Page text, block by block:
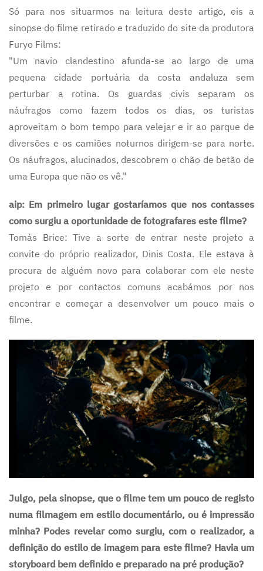
Só para nos situarmos na leitura deste artigo, eis a
sinopse do filme retirado e traduzido do site da produtora
Furyo Films:
"Um navio clandestino afunda-se ao largo de uma
pequena cidade portuária da costa andaluza sem
perturbar a rotina. Os guardas civis separam os
náufragos como fazem todos os dias, os turistas
aproveitam o bom tempo para velejar e ir ao parque de
diversões e os camiões noturnos dirigem-se para norte.
Os náufragos, alucinados, descobrem o chão de betão de
uma Europa que não os vê."
aip: Em primeiro lugar gostaríamos que nos contasses
como surgiu a oportunidade de fotografares este filme?
Tomás Brice: Tive a sorte de entrar neste projeto a
convite do próprio realizador, Dinis Costa. Ele estava à
procura de alguém novo para colaborar com ele neste
projeto e por contactos comuns acabámos por nos
encontrar e começar a desenvolver um pouco mais o
filme.
Julgo, pela sinopse, que o filme tem um pouco de registo
numa filmagem em estilo documentário, ou é impressão
minha? Podes revelar como surgiu, com o realizador, a
definição do estilo de imagem para este filme? Havia um
storyboard bem definido e preparado na pré produção?